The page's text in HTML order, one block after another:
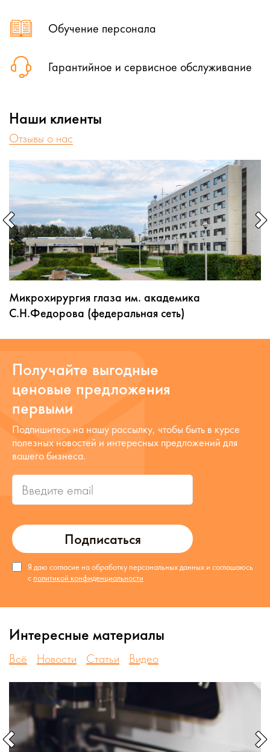
Обучение персонала
Гарантийное и сервисное обслуживание
Наши клиенты
Отзывы о нас
Микрохирургия глаза им. академика
С.Н.Федорова (федеральная сеть)
Получайте выгодные
ценовые предложения
первыми
Подписаться
Подпишитесь на нашу рассылку, чтобы быть в курсе
полезных новостей и интересных предложений для
вашего бизнеса.
Я даю согласие на обработку персональных данных и соглашаюсь
с политикой конфиденциальности
Интересные материалы
Всё Новости Статьи Видео